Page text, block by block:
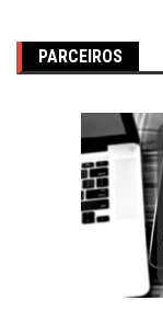
PARCEIROS